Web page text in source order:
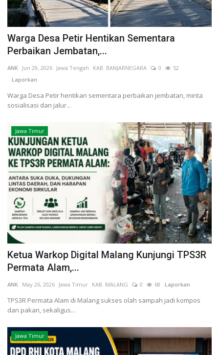
Warga Desa Petir Hentikan Sementara
Perbaikan Jembatan,...
ANK Jun 29, 2026 Jawa Tengah KAB. BANJARNEGARA 0
52
Laporkan
Warga Desa Petir hentikan sementara perbaikan jembatan, minta
sosialisasi dan jalur...
Jawa Timur
Ketua Warkop Digital Malang Kunjungi TPS3R
Permata Alam,...
ANK May 26, 2026 Jawa Timur KAB. MALANG 0 68 Laporkan
TPS3R Permata Alam di Malang sukses olah sampah jadi kompos
dan pakan, sekaligus...
Jawa Timur